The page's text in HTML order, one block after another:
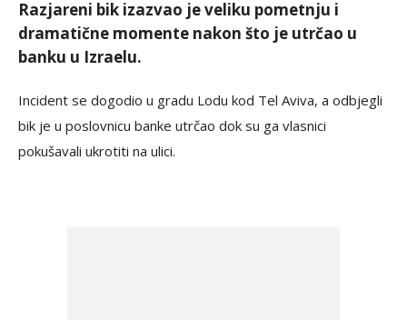
Razjareni bik izazvao je veliku pometnju i
dramatične momente nakon što je utrčao u
banku u Izraelu.
Incident se dogodio u gradu Lodu kod Tel Aviva, a odbjegli
bik je u poslovnicu banke utrčao dok su ga vlasnici
pokušavali ukrotiti na ulici.